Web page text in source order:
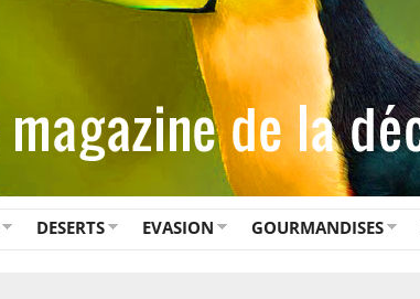
DESERTS EVASION GOURMANDISES